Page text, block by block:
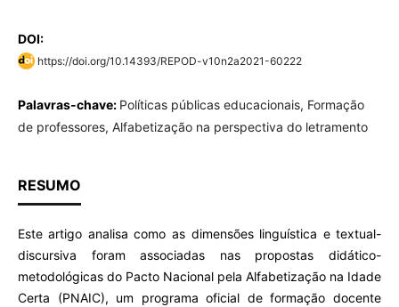
DOI:
https://doi.org/10.14393/REPOD-v10n2a2021-60222
Palavras-chave: Políticas públicas educacionais, Formação
de professores, Alfabetização na perspectiva do letramento
RESUMO
Este artigo analisa como as dimensões linguística e textual-
discursiva foram associadas nas propostas didático-
metodológicas do Pacto Nacional pela Alfabetização na Idade
Certa (PNAIC), um programa oficial de formação docente